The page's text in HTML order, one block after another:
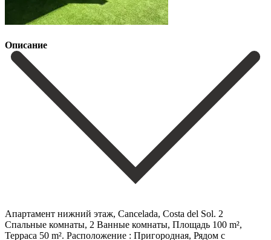
Описание
Апартамент нижний этаж, Cancelada, Costa del Sol. 2
Спальные комнаты, 2 Ванные комнаты, Площадь 100 m²,
Терраса 50 m². Расположение : Пригородная, Рядом с